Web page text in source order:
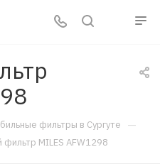
фильтры в Сургуте —
фильтр MILES AFW1298